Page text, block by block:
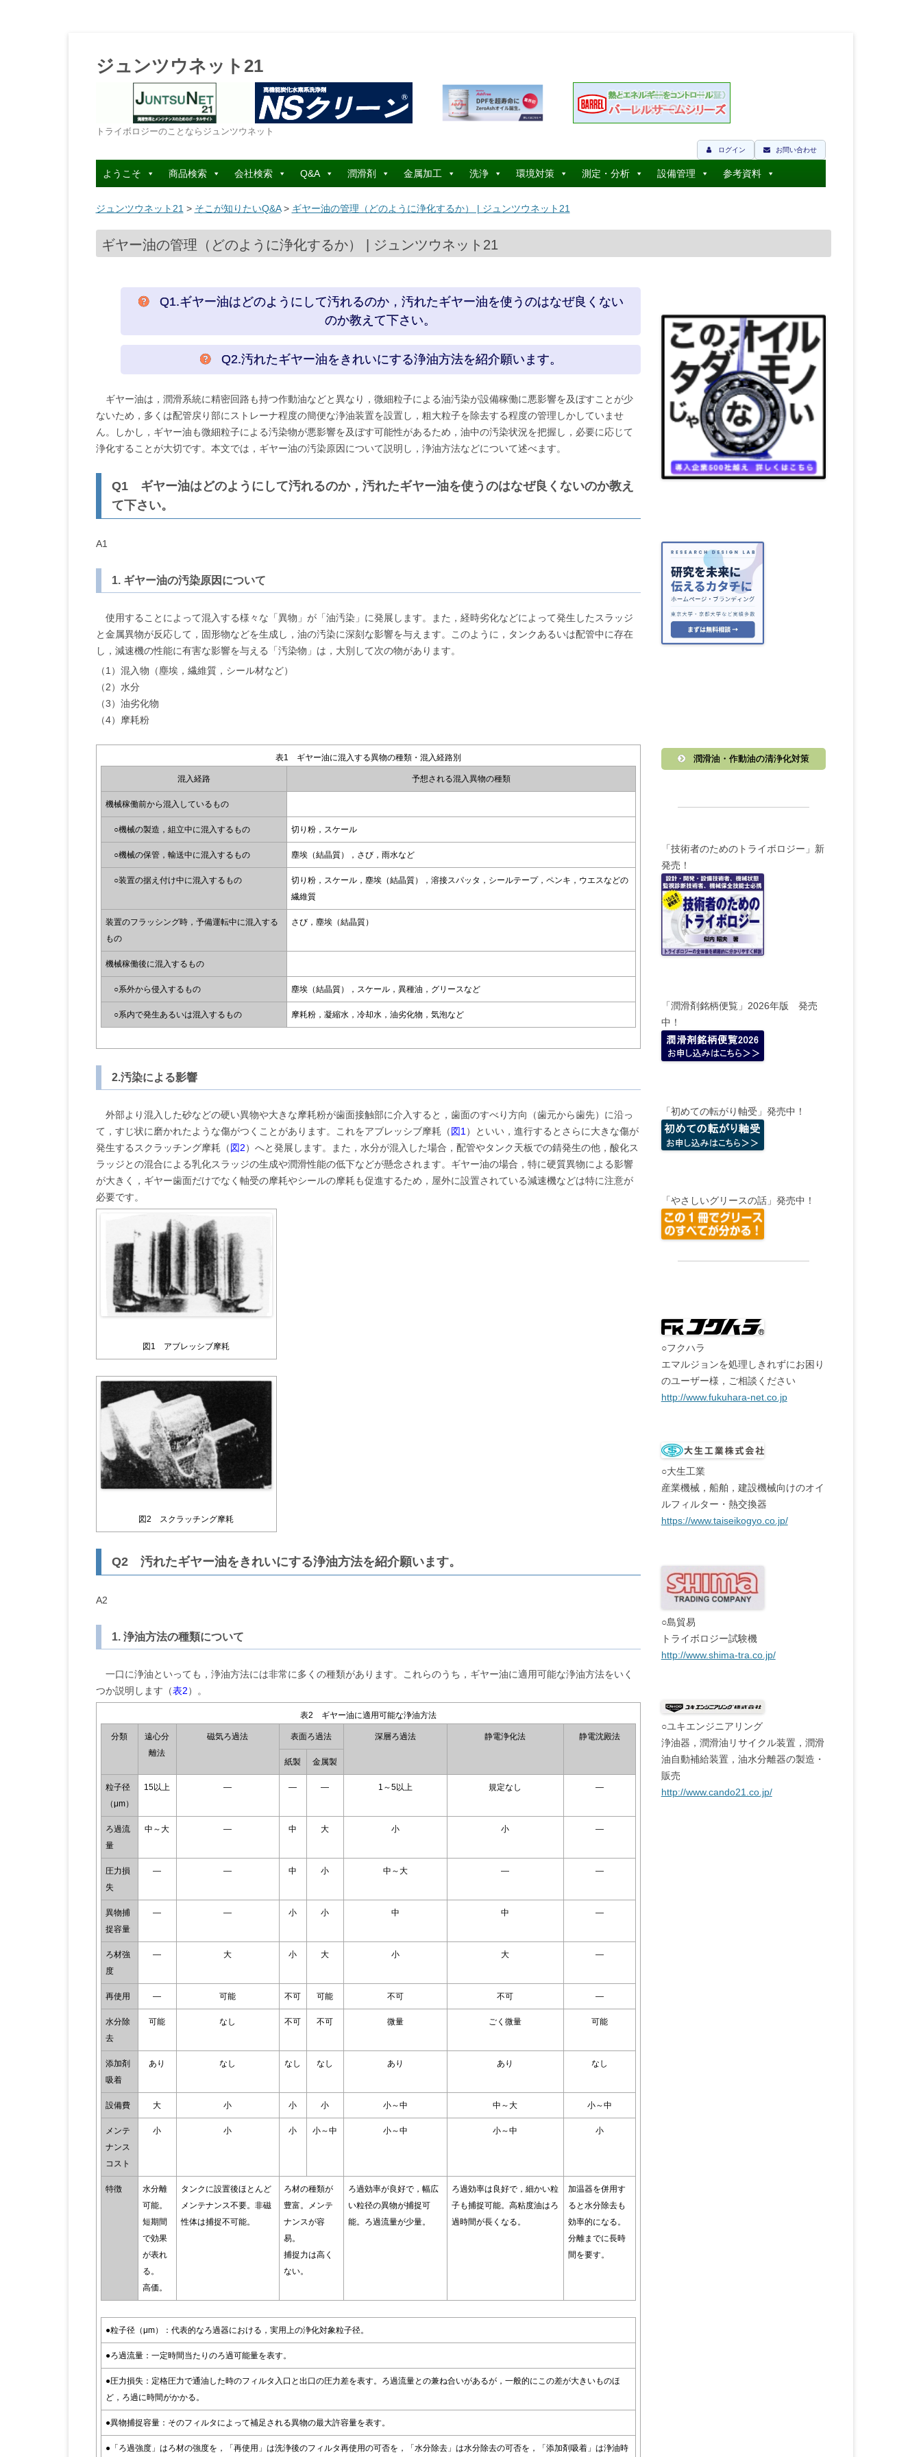
ジュンツウネット21
トライボロジーのことならジュンツウネット
お問い合わせ
ログイン
コ
ン
テ
ン
へ
キ
ッ
プ
ようこそ 商品検索 会社検索 Q&A 潤滑剤 金属加工 洗浄 環境対策 測定・分析 設備管理 参考資料
ジュンツウネット21 > そこが知りたいQ&A> ギヤー油の管理（どのように浄化するか） | ジュンツウネット21
ギヤー油の管理（どのように浄化するか） | ジュンツウネット21
Q1.ギヤー油はどのようにして汚れるのか，汚れたギヤー油を使うのはなぜ良くない
のか教えて下さい。
Q2.汚れたギヤー油をきれいにする浄油方法を紹介願います。
ギヤー油は，潤滑系統に精密回路も持つ作動油などと異なり，微細粒子による油汚染が設備稼働に悪影響を及ぼすことが少
ないため，多くは配管戻り部にストレーナ程度の簡便な浄油装置を設置し，粗大粒子を除去する程度の管理しかしていませ
ん。しかし，ギヤー油も微細粒子による汚染物が悪影響を及ぼす可能性があるため，油中の汚染状況を把握し，必要に応じて
浄化することが大切です。本文では，ギヤー油の汚染原因について説明し，浄油方法などについて述べます。
Q1 ギヤー油はどのようにして汚れるのか，汚れたギヤー油を使うのはなぜ良くないのか教え
て下さい。
A1
1. ギヤー油の汚染原因について
使用することによって混入する様々な「異物」が「油汚染」に発展します。また，経時劣化などによって発生したスラッジ
と金属異物が反応して，固形物などを生成し，油の汚染に深刻な影響を与えます。このように，タンクあるいは配管中に存在
し，減速機の性能に有害な影響を与える「汚染物」は，大別して次の物があります。
（1）混入物（塵埃，繊維質，シール材など）
（2）水分
（3）油劣化物
（4）摩耗粉
表1 ギヤー油に混入する異物の種類・混入経路別
混入経路 予想される混入異物の種類
機械稼働前から混入しているもの
○機械の製造，組立中に混入するもの 切り粉，スケール
○機械の保管，輸送中に混入するもの 塵埃（結晶質），さび，雨水など
○装置の据え付け中に混入するもの
切り粉，スケール，塵埃（結晶質），溶接スパッタ，シールテープ，ペンキ，ウエスなどの
繊維質
装置のフラッシング時，予備運転中に混入する
もの
さび，塵埃（結晶質）
機械稼働後に混入するもの
○系外から侵入するもの 塵埃（結晶質），スケール，異種油，グリースなど
○系内で発生あるいは混入するもの 摩耗粉，凝縮水，冷却水，油劣化物，気泡など
2.汚染による影響
外部より混入した砂などの硬い異物や大きな摩耗粉が歯面接触部に介入すると，歯面のすべり方向（歯元から歯先）に沿っ
て，すじ状に磨かれたような傷がつくことがあります。これをアブレッシブ摩耗（図1 ）といい，進行するとさらに大きな傷が
発生するスクラッチング摩耗（図2）へと発展します。また，水分が混入した場合，配管やタンク天板での錆発生の他，酸化ス
ラッジとの混合による乳化スラッジの生成や潤滑性能の低下などが懸念されます。ギヤー油の場合，特に硬質異物による影響
が大きく，ギヤー歯面だけでなく軸受の摩耗やシールの摩耗も促進するため，屋外に設置されている減速機などは特に注意が
必要です。
図1 アブレッシブ摩耗
図2 スクラッチング摩耗
Q2 汚れたギヤー油をきれいにする浄油方法を紹介願います。
A2
1. 浄油方法の種類について
一口に浄油といっても，浄油方法には非常に多くの種類があります。これらのうち，ギヤー油に適用可能な浄油方法をいく
つか説明します（表2）。
表2 ギヤー油に適用可能な浄油方法
分類
遠心分
離法
磁気ろ過法 表面ろ過法 深層ろ過法 静電浄化法 静電沈殿法
紙製 金属製
粒子径
（μm）
15以上 ― ― ― 1～5以上 規定なし ―
ろ過流
量
中～大 ― 中 大 小 小 ―
圧力損
失
― ― 中 小 中～大 ― ―
異物捕
捉容量
― ― 小 小 中 中 ―
ろ材強
度
― 大 小 大 小 大 ―
再使用 ― 可能 不可 可能 不可 不可 ―
水分除
去
可能 なし 不可 不可 微量 ごく微量 可能
添加剤
吸着
あり なし なし なし あり あり なし
設備費 大 小 小 小 小～中 中～大 小～中
メンテ
ナンス
コスト
小 小 小 小～中 小～中 小～中 小
特徴
水分離
可能。
短期間
で効果
が表れ
る。
高価。
タンクに設置後ほとんど
メンテナンス不要。非磁
性体は捕捉不可能。
ろ材の種類が
豊富。メンテ
ナンスが容
易。
捕捉力は高く
ない。
ろ過効率が良好で，幅広
い粒径の異物が捕捉可
能。ろ過流量が少量。
ろ過効率は良好で，細かい粒
子も捕捉可能。高粘度油はろ
過時間が長くなる。
加温器を併用す
ると水分除去も
効率的になる。
分離までに長時
間を要す。
●粒子径（μm）：代表的なろ過器における，実用上の浄化対象粒子径。
●ろ過流量：一定時間当たりのろ過可能量を表す。
●圧力損失：定格圧力で通油した時のフィルタ入口と出口の圧力差を表す。ろ過流量との兼ね合いがあるが，一般的にこの差が大きいものほ
ど，ろ過に時間がかかる。
●異物捕捉容量：そのフィルタによって補足される異物の最大許容量を表す。
●「ろ過強度」はろ材の強度を，「再使用」は洗浄後のフィルタ再使用の可否を，「水分除去」は水分除去の可否を，「添加剤吸着」は浄油時
潤滑油・作動油の清浄化対策
「技術者のためのトライボロジー」新
発売！
「潤滑剤銘柄便覧」2026年版 発売
中！
「初めての転がり軸受」発売中！
「やさしいグリースの話」発売中！
○フクハラ
エマルジョンを処理しきれずにお困り
のユーザー様，ご相談ください
http://www.fukuhara-net.co.jp
○大生工業
産業機械，船舶，建設機械向けのオイ
ルフィルター・熱交換器
https://www.taiseikogyo.co.jp/
○島貿易
トライボロジー試験機
http://www.shima-tra.co.jp/
○ユキエンジニアリング
浄油器，潤滑油リサイクル装置，潤滑
油自動補給装置，油水分離器の製造・
販売
http://www.cando21.co.jp/